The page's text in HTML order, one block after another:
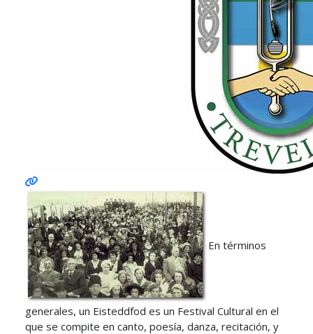
En términos
generales, un Eisteddfod es un Festival Cultural en el
que se compite en canto, poesía, danza, recitación, y